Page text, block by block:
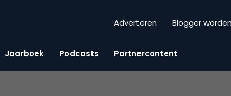
Adverteren Blogger worden
Jaarboek Podcasts Partnercontent